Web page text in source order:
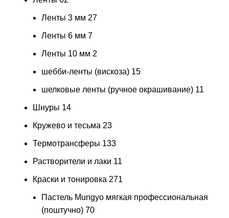
Ленты 3 мм 27
Ленты 6 мм 7
Ленты 10 мм 2
шебби-ленты (вискоза) 15
шелковые ленты (ручное окрашивание) 11
Шнуры 14
Кружево и тесьма 23
Термотрансферы 133
Растворители и лаки 11
Краски и тонировка 271
Пастель Mungyo мягкая профессиональная
(поштучно) 70